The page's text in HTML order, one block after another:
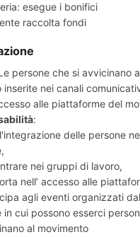
esegue i bonifici
raccolta fondi
persone che si avvicinano
inserite nei canali
alle piattaforme del
:
delle persone
nei gruppi di lavoro,
nell’ accesso alle
agli eventi organizzati
in cui possono esserci
al movimento